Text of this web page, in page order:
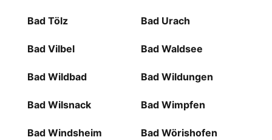
Bad Tölz Bad Urach
Bad Vilbel Bad Waldsee
Bad Wildbad Bad Wildungen
Bad Wilsnack Bad Wimpfen
Bad Windsheim Bad Wörishofen